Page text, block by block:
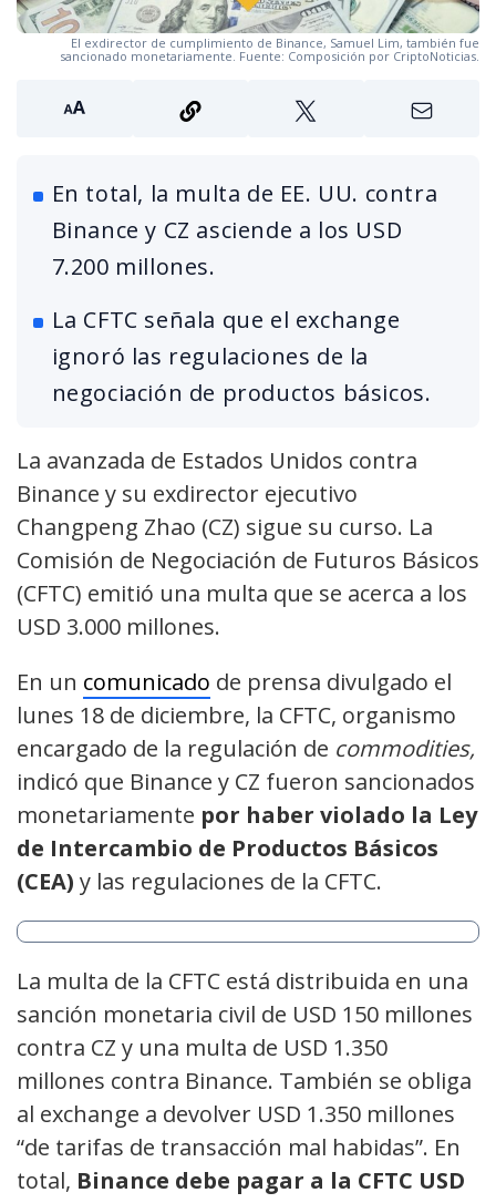
El exdirector de cumplimiento de Binance, Samuel Lim, también fue
sancionado monetariamente. Fuente: Composición por CriptoNoticias.
En total, la multa de EE. UU. contra
Binance y CZ asciende a los USD
7.200 millones.
La CFTC señala que el exchange
ignoró las regulaciones de la
negociación de productos básicos.
La avanzada de Estados Unidos contra
Binance y su exdirector ejecutivo
Changpeng Zhao (CZ) sigue su curso. La
Comisión de Negociación de Futuros Básicos
(CFTC) emitió una multa que se acerca a los
USD 3.000 millones.
En un comunicado de prensa divulgado el
lunes 18 de diciembre, la CFTC, organismo
encargado de la regulación de commodities,
indicó que Binance y CZ fueron sancionados
monetariamente por haber violado la Ley
de Intercambio de Productos Básicos
(CEA) y las regulaciones de la CFTC.
La multa de la CFTC está distribuida en una
sanción monetaria civil de USD 150 millones
contra CZ y una multa de USD 1.350
millones contra Binance. También se obliga
al exchange a devolver USD 1.350 millones
“de tarifas de transacción mal habidas”. En
total, Binance debe pagar a la CFTC USD